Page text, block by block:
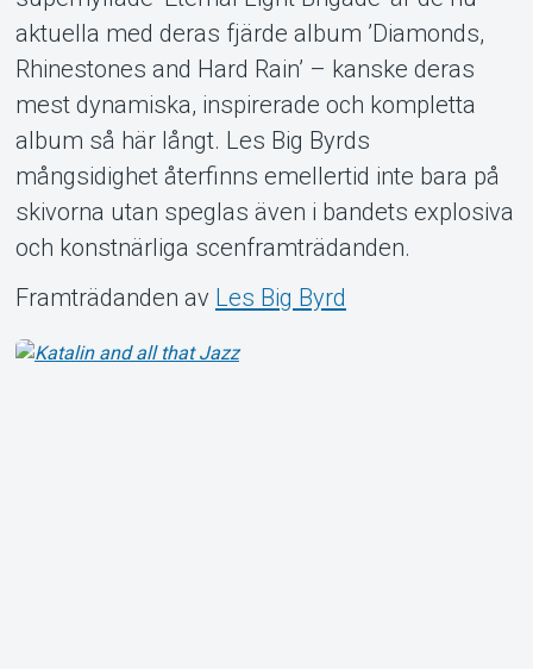
aktuella med deras fjärde album ’Diamonds,
Rhinestones and Hard Rain’ – kanske deras
mest dynamiska, inspirerade och kompletta
album så här långt. Les Big Byrds
mångsidighet återfinns emellertid inte bara på
skivorna utan speglas även i bandets explosiva
och konstnärliga scenframträdanden.
Framträdanden av Les Big Byrd